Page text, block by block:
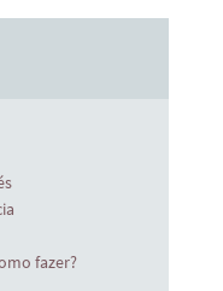
fazer?